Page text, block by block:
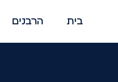
בית הרבנים